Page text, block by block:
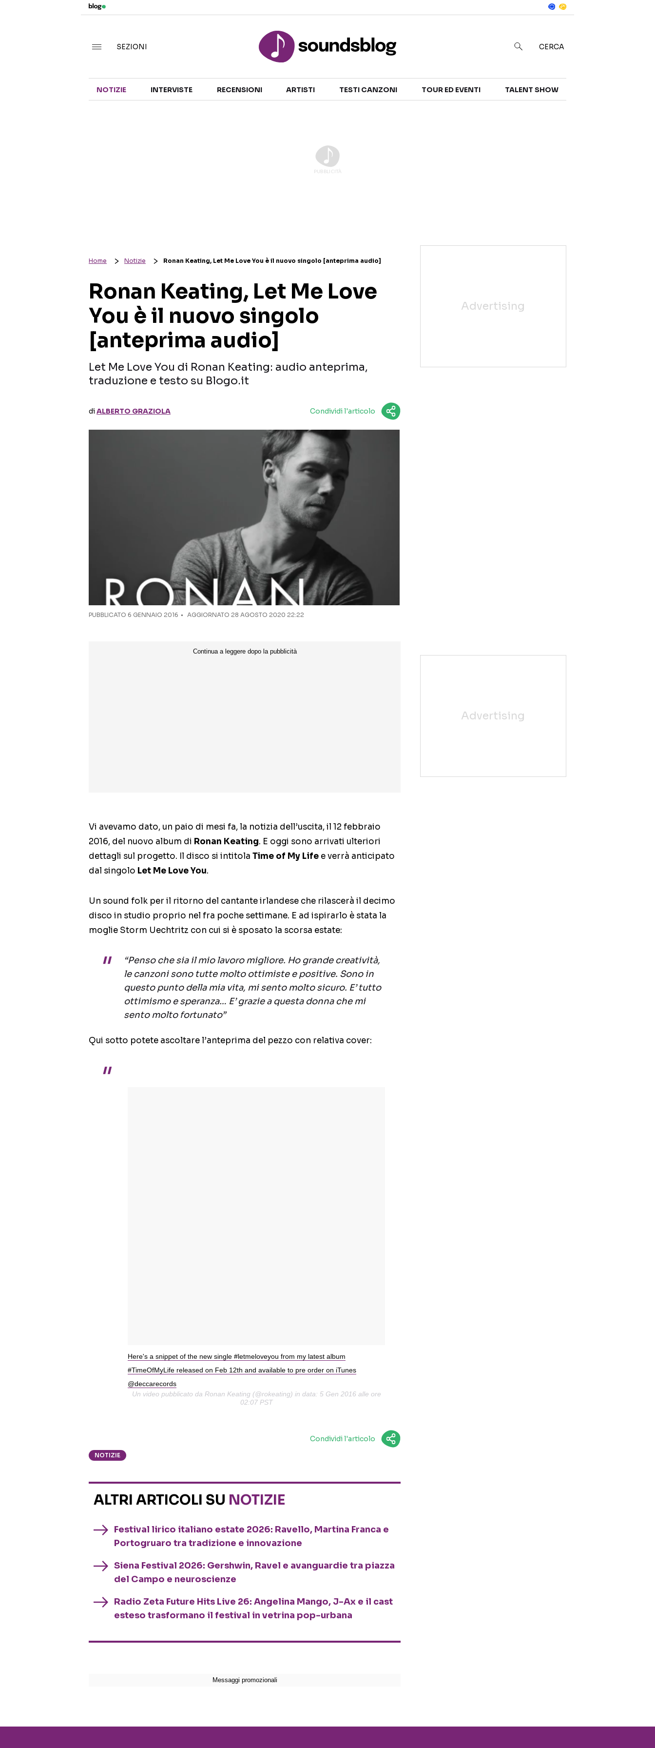
TALENT SHOW
SEZIONI CERCA
NOTIZIE INTERVISTE RECENSIONI ARTISTI TESTI CANZONI TOUR ED EVENTI TALENT SHOW
Home Notizie Ronan Keating, Let Me Love You è il nuovo singolo [anteprima audio]
Ronan Keating, Let Me Love
You è il nuovo singolo
[anteprima audio]
Let Me Love You di Ronan Keating: audio anteprima,
traduzione e testo su Blogo.it
diALBERTO GRAZIOLA Condividi l'articolo
PUBBLICATO 6 GENNAIO 2016 AGGIORNATO 28 AGOSTO 2020 22:22
Vi avevamo dato, un paio di mesi fa, la notizia dell’uscita, il 12 febbraio
2016, del nuovo album di Ronan Keating. E oggi sono arrivati ulteriori
dettagli sul progetto. Il disco si intitola Time of My Life e verrà anticipato
dal singolo Let Me Love You.
Un sound folk per il ritorno del cantante irlandese che rilascerà il decimo
disco in studio proprio nel fra poche settimane. E ad ispirarlo è stata la
moglie Storm Uechtritz​ con cui si è sposato la scorsa estate:
“Penso che sia il mio lavoro migliore. Ho grande creatività,
le canzoni sono tutte molto ottimiste e positive. Sono in
questo punto della mia vita, mi sento molto sicuro. E’ tutto
ottimismo e speranza… E’ grazie a questa donna che mi
sento molto fortunato”
Qui sotto potete ascoltare l’anteprima del pezzo con relativa cover:
Here's a snippet of the new single #letmeloveyou from my latest album
#TimeOfMyLife released on Feb 12th and available to pre order on iTunes
@deccarecords
Un video pubblicato da Ronan Keating (@rokeating) in data: 5 Gen 2016 alle ore
02:07 PST
Condividi l'articolo
NOTIZIE
ALTRI ARTICOLI SU NOTIZIE
Festival lirico italiano estate 2026: Ravello, Martina Franca e
Portogruaro tra tradizione e innovazione
Siena Festival 2026: Gershwin, Ravel e avanguardie tra piazza
del Campo e neuroscienze
Radio Zeta Future Hits Live 26: Angelina Mango, J-Ax e il cast
esteso trasformano il festival in vetrina pop-urbana